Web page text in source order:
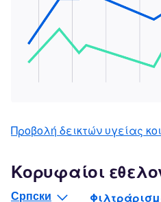
Προβολή δεικτών υγείας
Κορυφαίοι
Српски